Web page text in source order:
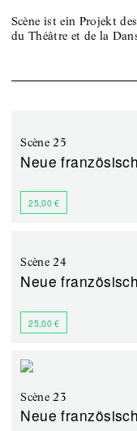
Scène ist ein Projekt
du Théâtre et de la
Scène 25
Neue
25,00 €
Scène 24
Neue
25,00 €
Scène 23
Neue